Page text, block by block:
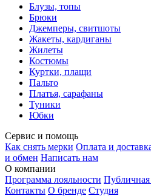
Блузы, топы
Брюки
Джемперы, свитшоты
Жакеты, кардиганы
Жилеты
Костюмы
Куртки, плащи
Пальто
Платья, сарафаны
Туники
Юбки
Сервис и помощь
Как снять мерки Оплата и
и обмен Написать нам
О компании
Программа лояльности Публичная
Контакты О бренде Студия